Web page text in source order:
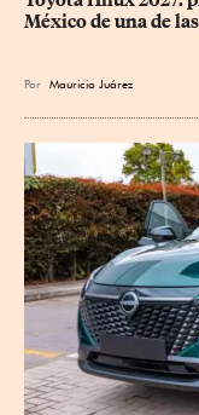
México de una de
Por Mauricio Juárez